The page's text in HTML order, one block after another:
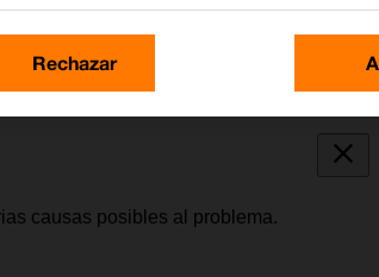
causas posibles al problema.
Rechazar